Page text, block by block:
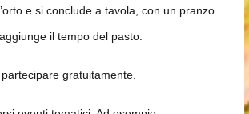
e si conclude a tavola, con un pranzo
il tempo del pasto.
gratuitamente.